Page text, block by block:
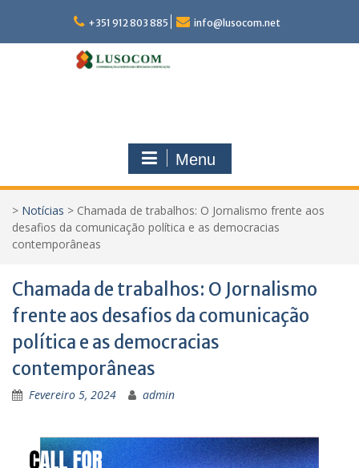
content
+351 912 803 885 info@lusocom.net
Menu
> Notícias > Chamada de trabalhos: O Jornalismo frente aos
desafios da comunicação política e as democracias
contemporâneas
Chamada de trabalhos: O Jornalismo
frente aos desafios da comunicação
política e as democracias
contemporâneas
Fevereiro 5, 2024 admin